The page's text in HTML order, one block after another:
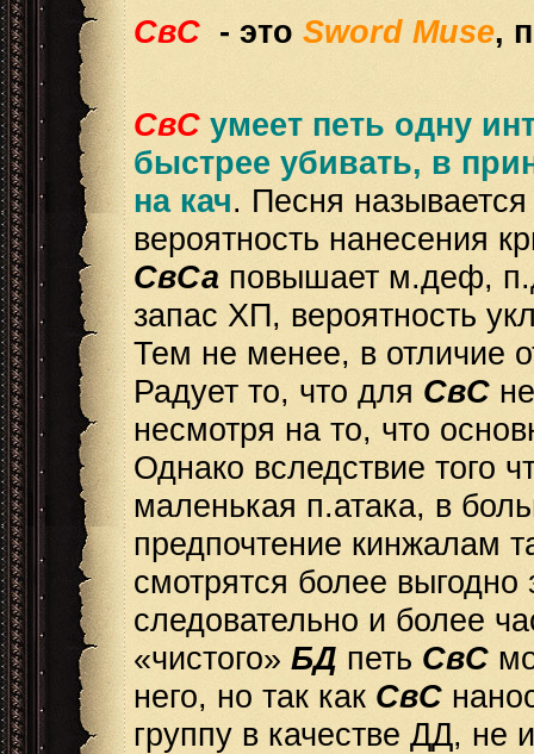
СвС - это Sword Muse,
СвС умеет петь одну
быстрее убивать, в
на кач. Песня
вероятность нанесения
СвСа повышает м.деф,
запас ХП, вероятность
Тем не менее, в отличие
Радует то, что для СвС
несмотря на то, что
Однако вследствие того
маленькая п.атака, в
предпочтение кинжалам
смотрятся более выгодно
следовательно и более
«чистого» БД петь СвС
него, но так как СвС
группу в качестве ДД, не